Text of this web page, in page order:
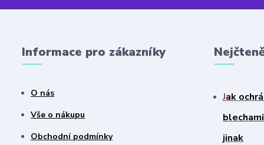
Informace pro zákazníky
O nás
Vše o nákupu
Obchodní podmínky
Jak
jinak